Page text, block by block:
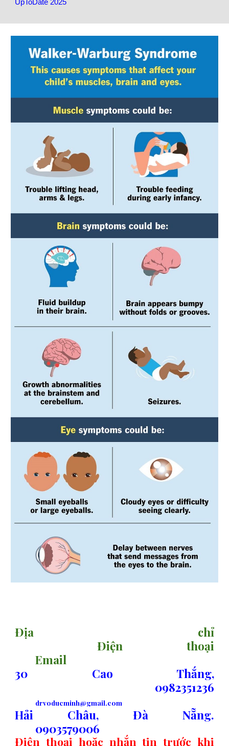
UpToDate 2025
Địa chỉ
Điện thoại
Email
30 Cao Thắng,
0982351236
drvoducminh@gmail.com
Hải Châu, Đà Nẵng.
0903579006
Điện thoại hoặc nhắn tin trước khi